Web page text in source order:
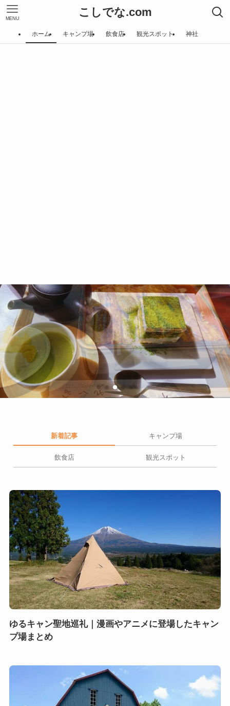
こしでな.com
MENU
ホーム キャンプ場 飲食店 観光スポット 神社
新着記事 キャンプ場
飲食店 観光スポット
ゆるキャン聖地巡礼｜漫画やアニメに登場したキャン
プ場まとめ